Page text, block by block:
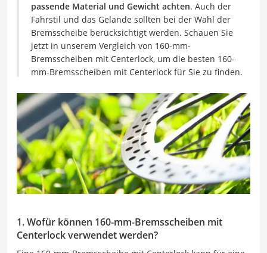
passende Material und Gewicht achten. Auch der
Fahrstil und das Gelände sollten bei der Wahl der
Bremsscheibe berücksichtigt werden. Schauen Sie
jetzt in unserem Vergleich von 160-mm-
Bremsscheiben mit Centerlock, um die besten 160-
mm-Bremsscheiben mit Centerlock für Sie zu finden.
1. Wofür können 160-mm-Bremsscheiben mit
Centerlock verwendet werden?